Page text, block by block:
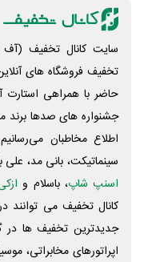
سایت کانال تخفیف
تخفیف فروشگاه های
حاضر با همراهی استارت
جشنواره های صدها برند
اطلاع مخاطبان
سینماتیکت، بانی مد، علی‌
اسنپ شاپ، باسلام و
کانال تخفیف می توانند
جدیدترین تخفیف ها در
اپراتورهای مخابراتی،